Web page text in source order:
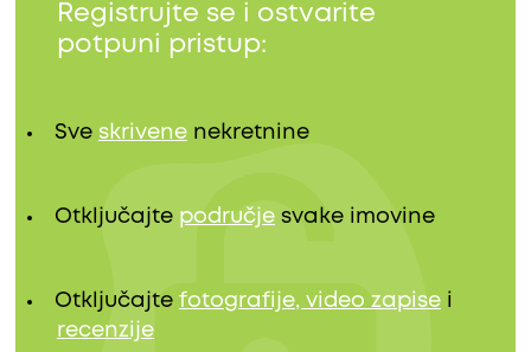
Registrujte se i ostvarite
potpuni pristup:
Sve skrivene nekretnine
Otključajte područje svake imovine
Otključajte fotografije, video zapise i
recenzije